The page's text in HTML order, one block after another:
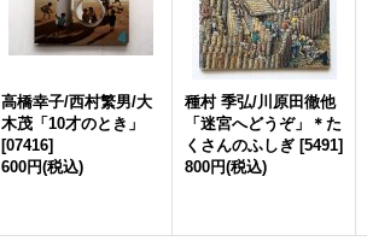
高橋幸子/西村繁男/大
木茂「10才のとき」
[07416]
600円(税込)
種村 季弘/川原田徹他
「迷宮へどうぞ」＊た
くさんのふしぎ [5491]
800円(税込)